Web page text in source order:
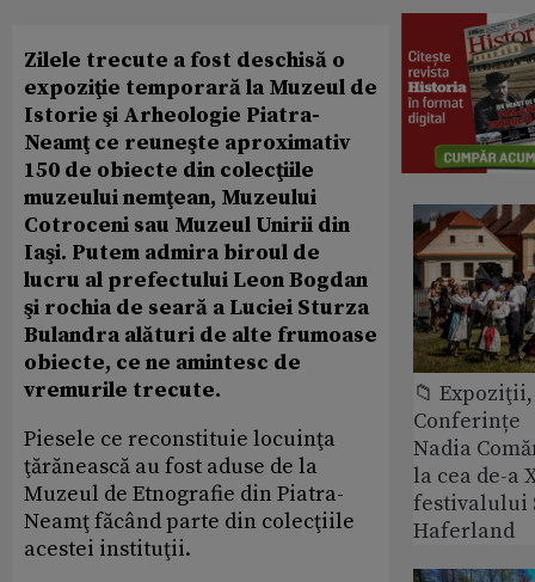
Zilele trecute a fost deschisă o
expoziţie temporară la Muzeul de
Istorie şi Arheologie Piatra-
Neamţ ce reuneşte aproximativ
150 de obiecte din colecţiile
muzeului nemţean, Muzeului
Cotroceni sau Muzeul Unirii din
Iaşi. Putem admira biroul de
lucru al prefectului Leon Bogdan
şi rochia de seară a Luciei Sturza
Bulandra alături de alte frumoase
obiecte, ce ne amintesc de
vremurile trecute.
Piesele ce reconstituie locuinţa
ţărănească au fost aduse de la
Muzeul de Etnografie din Piatra-
Neamţ făcând parte din colecţiile
acestei instituţii.
📁
Conferințe
Nadia
la cea de-a
festivalului
Haferland